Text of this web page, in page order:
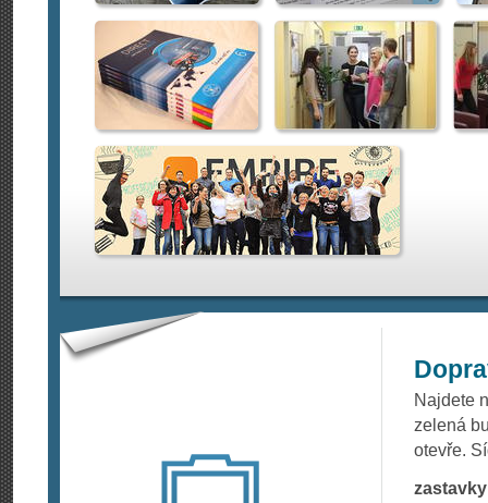
Najdete
zelená
otevře.